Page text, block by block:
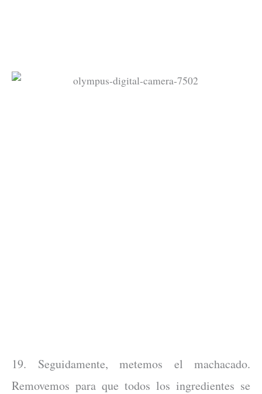
19. Seguidamente, metemos el machacado.
Removemos para que todos los ingredientes se